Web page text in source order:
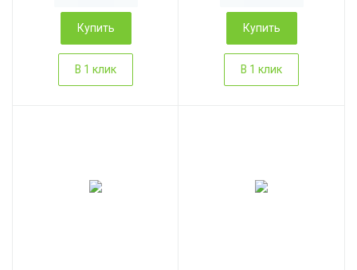
Купить
В 1 клик
Купить
В 1 клик